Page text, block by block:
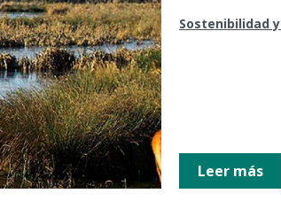
Sostenibilidad
Leer más